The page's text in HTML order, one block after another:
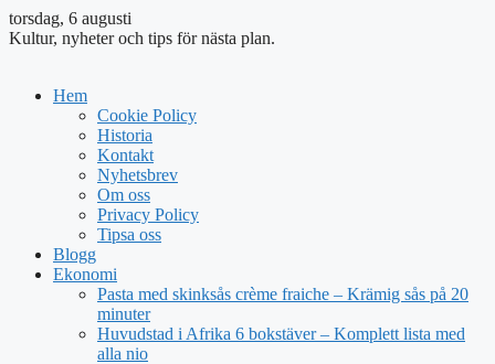
torsdag, 6 augusti
Kultur, nyheter och tips för nästa plan.
Hem
Cookie Policy
Historia
Kontakt
Nyhetsbrev
Om oss
Privacy Policy
Tipsa oss
Blogg
Ekonomi
Pasta med skinksås crème fraiche – Krämig sås på 20
minuter
Huvudstad i Afrika 6 bokstäver – Komplett lista med
alla nio